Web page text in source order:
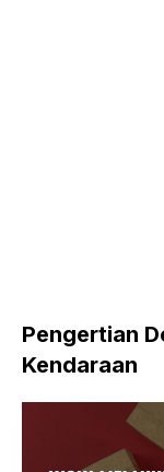
Pengertian
Kendaraan